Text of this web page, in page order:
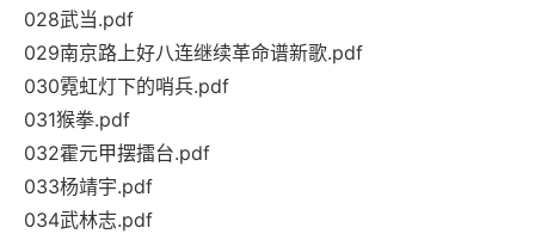
028武当.pdf
029南京路上好八连继续革命谱新歌.pdf
030霓虹灯下的哨兵.pdf
031猴拳.pdf
032霍元甲摆擂台.pdf
033杨靖宇.pdf
034武林志.pdf